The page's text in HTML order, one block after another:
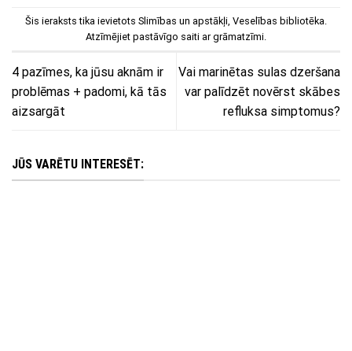
Šis ieraksts tika ievietots Slimības un apstākļi Veselības bibliotēka
Atzīmējiet pastāvīgo saiti ar grāmatzīmi.
4 pazīmes, ka jūsu aknām ir
problēmas + padomi, kā tās
aizsargāt
Vai marinētas sulas dzeršana
var palīdzēt novērst skābes
refluksa simptomus?
JŪS VARĒTU INTERESĒT: